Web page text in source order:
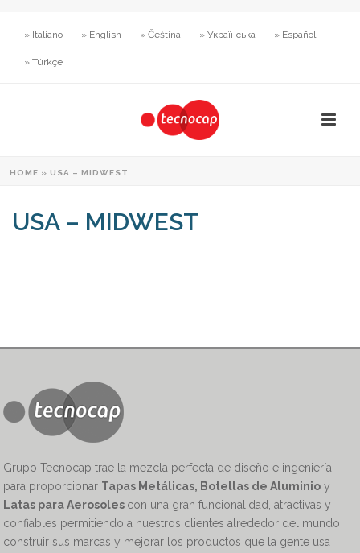
» Italiano » English » Čeština » Українська » Español
» Türkçe
HOME » USA – MIDWEST
USA – MIDWEST
Grupo Tecnocap trae la mezcla perfecta de diseño e ingeniería
para proporcionar Tapas Metálicas, Botellas de Aluminio y
Latas para Aerosoles con una gran funcionalidad, atractivas y
confiables permitiendo a nuestros clientes alrededor del mundo
construir sus marcas y mejorar los productos que la gente usa